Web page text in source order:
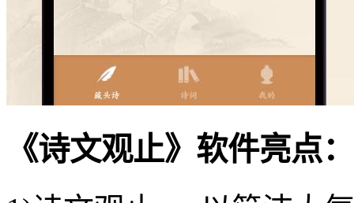
《诗文观止》软件亮点：